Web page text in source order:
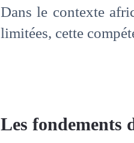
Dans le contexte
limitées, cette
Les fondements